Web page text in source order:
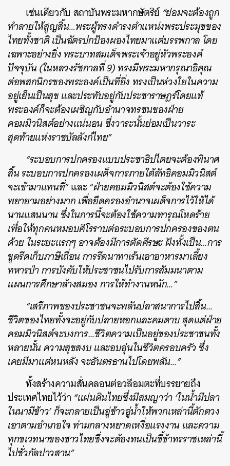
เช่นเดียวกับ สถาบันพระมหากษัตริย์ “ย่อมจะต้องถูก
ทำลายให้สูญสิ้น…พระผู้ทรงดำรงตำแหน่งพระประมุขของ
ไทยทั้งชาติ เป็นฉัตรปกป้องผองไทยมาแต่บรรพกาล โดย
เฉพาะอย่างยิ่ง พระบาทสมเด็จพระเจ้าอยู่หัวพระองค์
ปัจจุบัน (ในหลวงรัชกาลที่ 9) ทรงมีพระมหากรุณาธิคุณ
ต่อพสกนิกรของพระองค์เป็นที่ยิ่ง ทรงเป็นห่วงใยในความ
อยู่เย็นเป็นสุข และประทับอยู่กับประชาราษฎร์โดยแท้
พระองค์ก็จะต้องเผชิญกับอำนาจทรชนของฝ่าย
คอมมิวนิสต์อย่างแน่นอน ซึ่งวาระนั้นย่อมเป็นวาระ
สุดท้ายแห่งราชบัลลังก์ไทย”
“ระบอบการปกครองแบบประชาธิปไตยจะต้องพินาศ
สิ้น ระบอบการปกครองเผด็จการภายใต้ลัทธิคอมมิวนิสต์
จะเข้ามาแทนที่”และ “ฝ่ายคอมมิวนิสต์จะต้องใช้ความ
พยายามอย่างมาก เพื่อยึดครองอำนาจเผด็จการไว้ให้ได้
นานแสนนาน ซึ่งในการนี้จะต้องใช้ความทารุณโหดร้าย
เพื่อให้ทุกคนหมอบศิโรราบต่อระบอบการปกครองของตน
ด้วย ในระยะแรกๆ อาจต้องมีการตัดศีรษะ ฝังทั้งเป็น…การ
ขูดรีดเก็บภาษีเถื่อน การรีดนาทาเร้นเอาอาหารมาเลี้ยง
ทหารป่า การบังคับให้ประชาชนไปรับการสัมมนาตาม
แผนการศึกษาล้างสมอง การให้ทำงานหนัก…”
“เสรีภาพของประชาชนจะพลันปลาสนาการไปสิ้น…
ชีวิตของไทยทั้งจะอยู่กับปลายหอกและคมดาบ สุดแต่ฝ่าย
คอมมิวนิสต์จะบงการ…ชีวิตความเป็นอยู่ของประชาชนทั้ง
หลายนั้น ความสุขสงบ และอบอุ่นในชีวิตครอบครัว ซึ่ง
เคยมีมาแต่หนหลัง จะอันตรธานไปโดยพลัน…”
ทั้งสร้างความสั่นคลอนต่อวลีอมตะที่บรรยายถึง
ประเทศไทยไว้ว่า “แผ่นดินไทยซึ่งมีสมญาว่า ‘ในน้ำมีปลา
ในนามีข้าว’ ก็จะกลายเป็นอู่ข้าวอู่น้ำให้พวกเหล่านี้ตักตวง
เอาตามอำเภอใจ ท่ามกลางหยาดเหงื่อแรงงาน และความ
ทุกขเวทนาของชาวไทยซึ่งจะต้องทนเป็นขี้ข้าทรราชเหล่านี้
ไปชั่วกัลปาวสาน”